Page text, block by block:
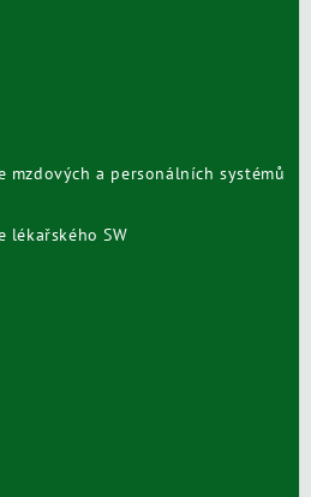
mzdových a personálních systémů
lékařského SW